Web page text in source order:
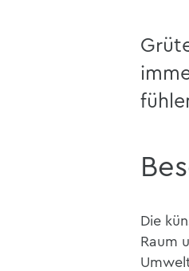
Die
Raum